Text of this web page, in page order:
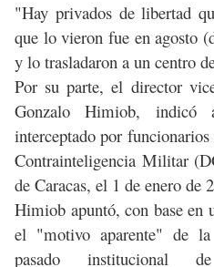
"Hay privados de libertad
que lo vieron fue en agosto
y lo trasladaron a un centro
Por su parte, el director
Gonzalo Himiob,
interceptado por
Contrainteligencia Militar
de Caracas, el 1 de enero de
Himiob apuntó, con base
el "motivo aparente" de
pasado institucional